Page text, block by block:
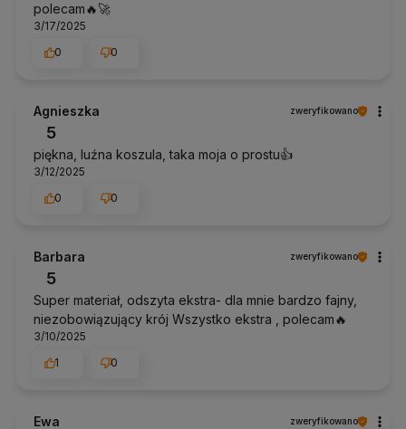
polecam🔥🚀
3/17/2025
0
0
Agnieszka zweryfikowano
5
piękna, luźna koszula, taka moja o prostu👍️
3/12/2025
0
0
Barbara zweryfikowano
5
Super materiał, odszyta ekstra- dla mnie bardzo fajny,
niezobowiązujący krój Wszystko ekstra , polecam🔥
3/10/2025
1
0
Ewa zweryfikowano